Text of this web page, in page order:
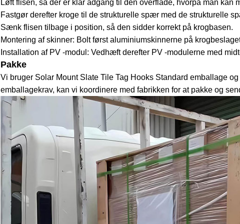
Løft flisen, så der er klar adgang til den overflade, hvorpå man kan
Fastgør derefter kroge til de strukturelle spær med de strukturelle
Sænk flisen tilbage i position, så den sidder korrekt på krogbasen.
Montering af skinner: Bolt først aluminiumskinnerne på
Installation af PV -modul: Vedhæft derefter PV -modulerne med
Pakke
Vi bruger Solar Mount Slate Tile Tag Hooks Standard emballage
emballagekrav, kan vi koordinere med fabrikken for at pakke og